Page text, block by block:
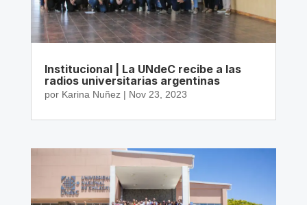
Institucional | La UNdeC recibe a las
radios universitarias argentinas
por Karina Nuñez| Nov 23, 2023